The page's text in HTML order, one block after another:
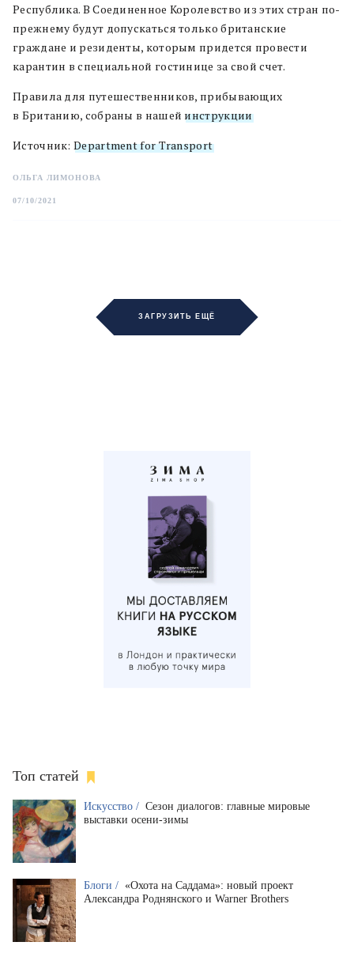
Республика. В Соединенное Королевство из этих стран по-
прежнему будут допускаться только британские
граждане и резиденты, которым придется провести
карантин в специальной гостинице за свой счет.
Правила для путешественников, прибывающих
в Британию, собраны в нашей инструкции.
Источник: Department for Transport
ОЛЬГА ЛИМОНОВА
07/10/2021
ЗАГРУЗИТЬ ЕЩЁ
Топ статей
Искусство / Сезон диалогов: главные мировые
выставки осени-зимы
Блоги / «Охота на Саддама»: новый проект
Александра Роднянского и Warner Brothers